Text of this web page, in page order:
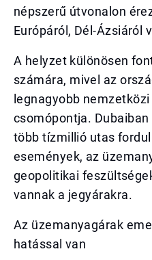
népszerű útvonalon
Európáról, Dél-Ázsiáról
A helyzet különösen
számára, mivel az
legnagyobb
csomópontja.
több tízmillió utas
események, az
geopolitikai
vannak a jegyárakra.
Az üzemanyagárak
hatással van